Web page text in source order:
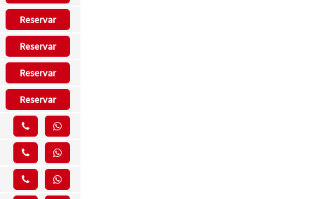
Reservar
Reservar
Reservar
Reservar